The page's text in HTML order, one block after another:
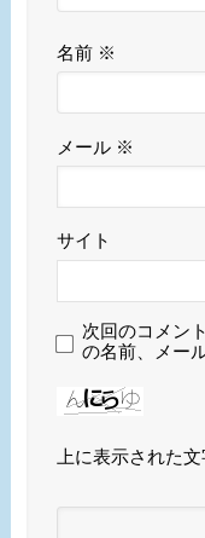
名前 ※
メール ※
サイト
次回のコメン
の名前、メー
上に表示された